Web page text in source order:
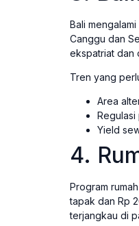
Bali
Canggu dan
ekspatriat dan
Tren yang
Area
Yield
4.
Program
tapak dan Rp
terjangkau di